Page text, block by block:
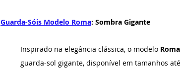
Guarda-Sóis Modelo Roma: Sombra Gigante
Inspirado na elegância clássica, o modelo Roma
guarda-sol gigante, disponível em tamanhos